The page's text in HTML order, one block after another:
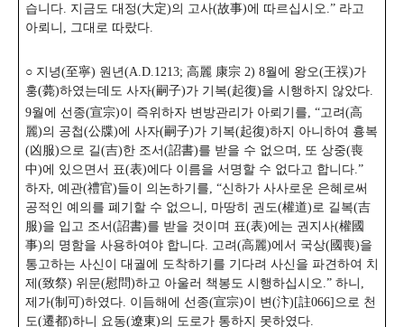
습니다. 지금도 대정(大定)의 고사(故事)에 따르십시오.” 라고
아뢰니, 그대로 따랐다.
○ 지녕(至寧) 원년(A.D.1213; 高麗 康宗 2) 8월에 왕오(王祦)가
훙(薨)하였는데도 사자(嗣子)가 기복(起復)을 시행하지 않았다.
9월에 선종(宣宗)이 즉위하자 변방관리가 아뢰기를, “고려(高
麗)의 공첩(公牒)에 사자(嗣子)가 기복(起復)하지 아니하여 흉복
(凶服)으로 길(吉)한 조서(詔書)를 받을 수 없으며, 또 상중(喪
中)에 있으면서 표(表)에다 이름을 서명할 수 없다고 합니다.”
하자, 예관(禮官)들이 의논하기를, “신하가 사사로운 은혜로써
공적인 예의를 폐기할 수 없으니, 마땅히 권도(權道)로 길복(吉
服)을 입고 조서(詔書)를 받을 것이며 표(表)에는 권지사(權國
事)의 명함을 사용하여야 합니다. 고려(高麗)에서 국상(國喪)을
통고하는 사신이 대궐에 도착하기를 기다려 사신을 파견하여 치
제(致祭) 위문(慰問)하고 아울러 책봉도 시행하십시오.” 하니,
제가(制可)하였다. 이듬해에 선종(宣宗)이 변(汴)[註066]으로 천
도(遷都)하니 요동(遼東)의 도로가 통하지 못하였다.